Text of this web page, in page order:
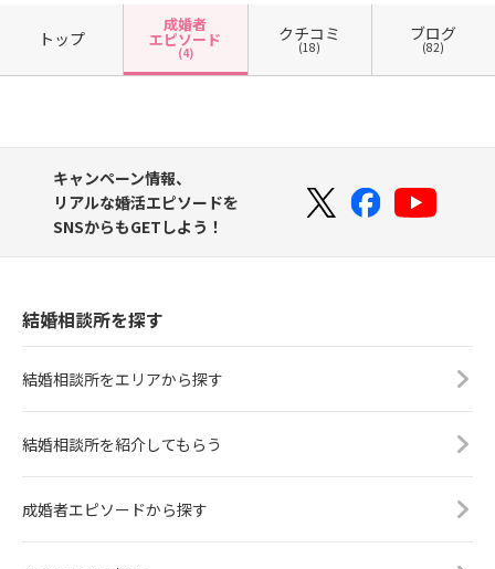
トップ
成婚者
エピソード
(4)
クチコミ
(18)
ブログ
(82)
キャンペーン情報、
リアルな婚活エピソードを
SNSからもGETしよう！
結婚相談所を探す
結婚相談所をエリアから探す
結婚相談所を紹介してもらう
成婚者エピソードから探す